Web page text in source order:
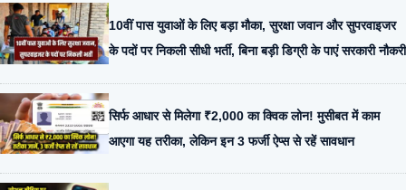
10वीं पास युवाओं के लिए बड़ा मौका, सुरक्षा जवान और सुपरवाइजर
के पदों पर निकली सीधी भर्ती, बिना बड़ी डिग्री के पाएं सरकारी नौकरी
सिर्फ आधार से मिलेगा ₹2,000 का क्विक लोन! मुसीबत में काम
आएगा यह तरीका, लेकिन इन 3 फर्जी ऐप्स से रहें सावधान